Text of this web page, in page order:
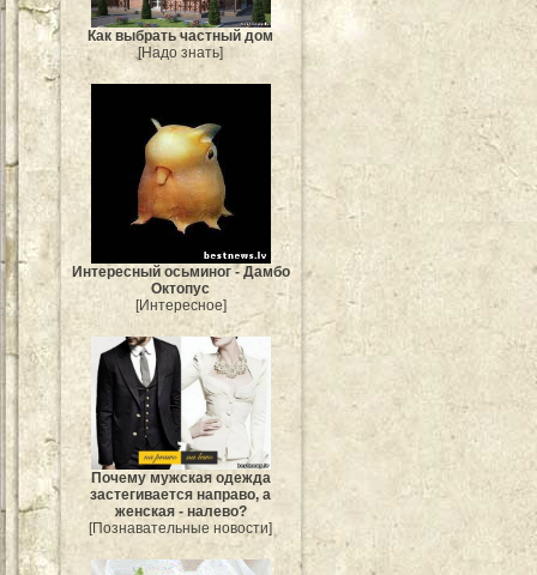
Как выбрать частный дом
[Надо знать]
Интересный осьминог - Дамбо
Октопус
[Интересное]
Почему мужская одежда
застегивается направо, а
женская - налево?
[Познавательные новости]